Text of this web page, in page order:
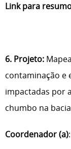
Link para
6. Projeto:
contaminação e
impactadas por
chumbo na
Coordenador (a)